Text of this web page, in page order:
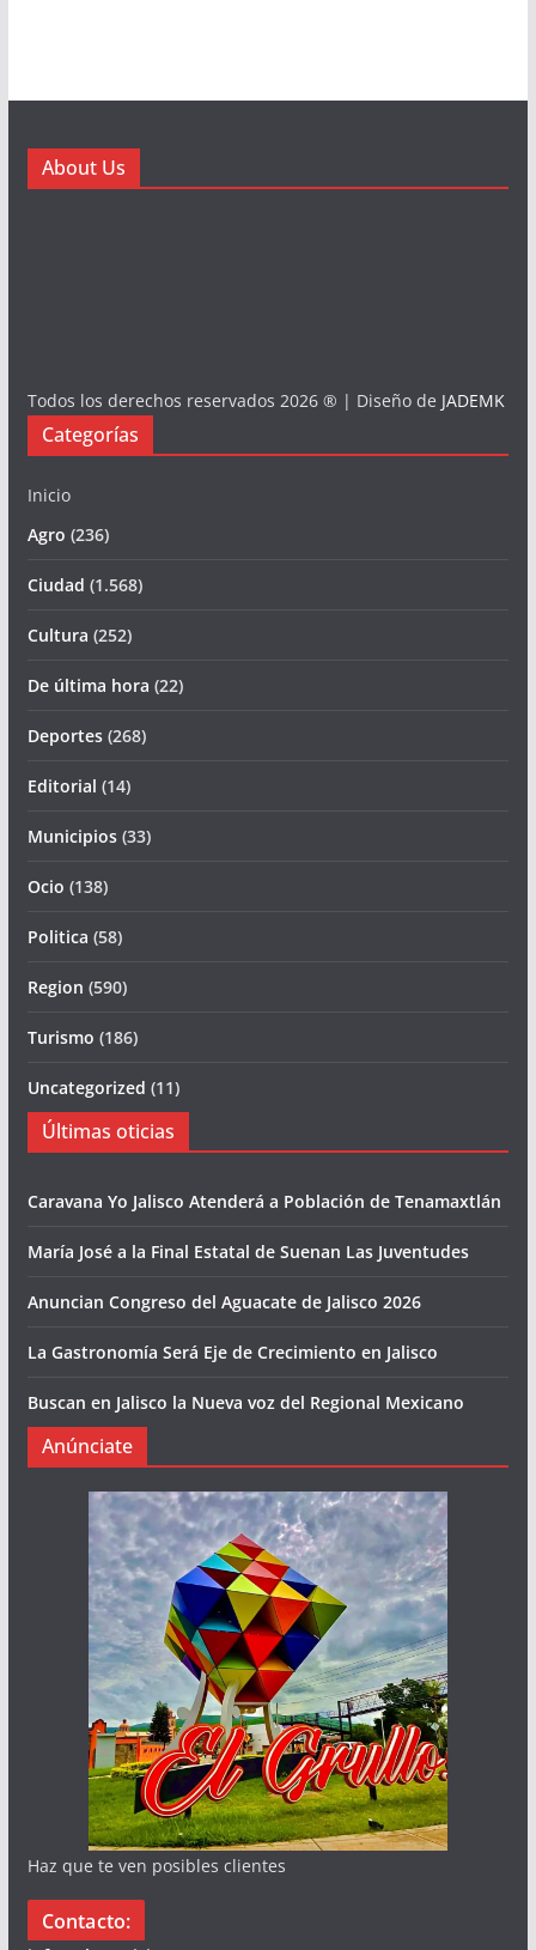
About Us
Todos los derechos reservados 2026 ® | Diseño de JADEMK
Categorías
Inicio
Agro (236)
Ciudad (1.568)
Cultura (252)
De última hora (22)
Deportes(268)
Editorial (14)
Municipios(33)
Ocio (138)
Politica (58)
Region (590)
Turismo (186)
Uncategorized (11)
Últimas oticias
Caravana Yo Jalisco Atenderá a Población de Tenamaxtlán
María José a la Final Estatal de Suenan Las Juventudes
Anuncian Congreso del Aguacate de Jalisco 2026
La Gastronomía Será Eje de Crecimiento en Jalisco
Buscan en Jalisco la Nueva voz del Regional Mexicano
Anúnciate
Haz que te ven posibles clientes
Contacto: